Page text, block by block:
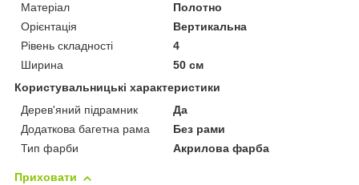
Матеріал
Полотно
Орієнтація
Вертикальна
Рівень складності
4
Ширина
50 см
Користувальницькі характеристики
Дерев'яний підрамник
Да
Додаткова багетна рама
Без рами
Тип фарби
Акрилова фарба
Приховати